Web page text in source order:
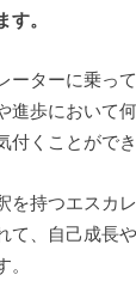
。
ーターに乗っ
進歩において
付くことがで
を持つエスカ
て、自己成長